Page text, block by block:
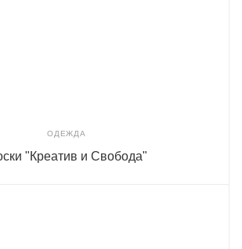
ОДЕЖДА
"Креатив и Свобода"